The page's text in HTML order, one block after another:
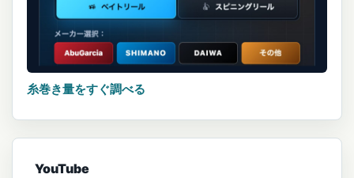
糸巻き量をすぐ調べる
YouTube